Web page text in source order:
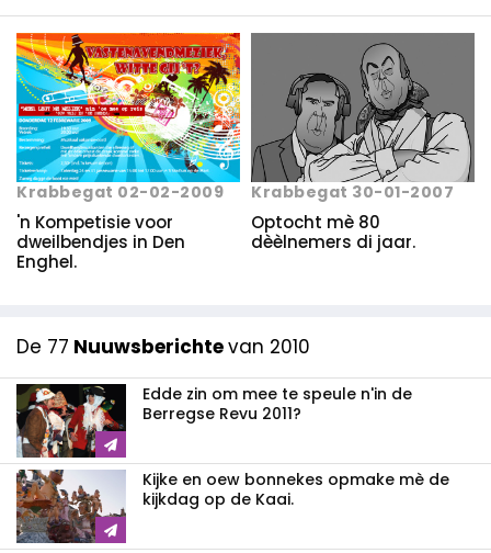
Krabbegat 02-02-2009
'n Kompetisie voor
dweilbendjes in Den
Enghel.
Krabbegat 30-01-2007
Optocht mè 80
dèèlnemers di jaar.
De 77 Nuuwsberichtevan 2010
Edde zin om mee te speule n'in de
Berregse Revu 2011?
Kijke en oew bonnekes opmake mè de
kijkdag op de Kaai.